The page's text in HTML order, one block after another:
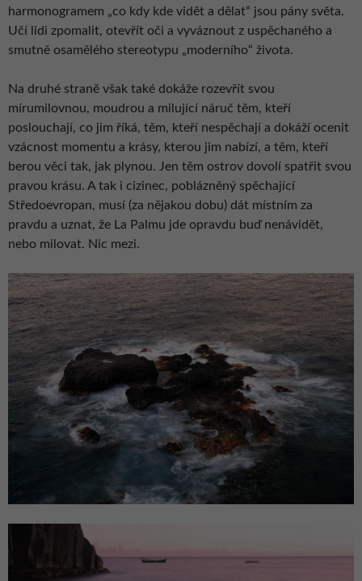
harmonogramem „co kdy kde vidět a dělat“ jsou pány světa.
Učí lidi zpomalit, otevřít oči a vyváznout z uspěchaného a
smutně osamělého stereotypu „moderního“ života.
Na druhé straně však také dokáže rozevřít svou
mírumilovnou, moudrou a milující náruč těm, kteří
poslouchají, co jim říká, těm, kteří nespěchají a dokáží ocenit
vzácnost momentu a krásy, kterou jim nabízí, a těm, kteří
berou věci tak, jak plynou. Jen těm ostrov dovolí spatřit svou
pravou krásu. A tak i cizinec, poblázněný spěchající
Středoevropan, musí (za nějakou dobu) dát místním za
pravdu a uznat, že La Palmu jde opravdu buď nenávidět,
nebo milovat. Nic mezi.